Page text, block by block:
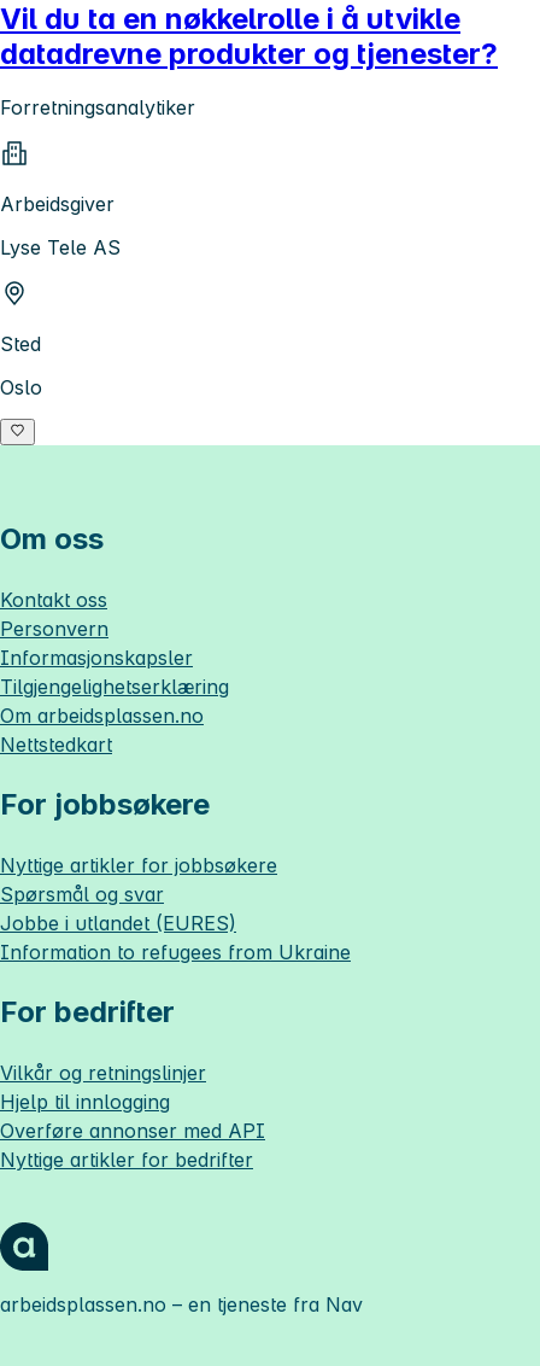
Vil du ta en nøkkelrolle i å utvikle
datadrevne produkter og tjenester?
Forretningsanalytiker
Arbeidsgiver
Lyse Tele AS
Sted
Oslo
Om oss
Kontakt oss
Personvern
Informasjonskapsler
Tilgjengelighetserklæring
Om arbeidsplassen.no
Nettstedkart
For jobbsøkere
Nyttige artikler for jobbsøkere
Spørsmål og svar
Jobbe i utlandet (EURES)
Information to refugees from Ukraine
For bedrifter
Vilkår og retningslinjer
Hjelp til innlogging
Overføre annonser med API
Nyttige artikler for bedrifter
arbeidsplassen.no – en tjeneste fra Nav